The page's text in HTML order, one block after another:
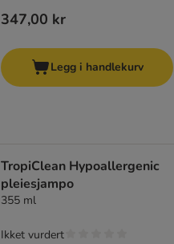
347,00 kr
Legg i handlekurv
TropiClean Hypoallergenic
pleiesjampo
355 ml
Ikket vurdert